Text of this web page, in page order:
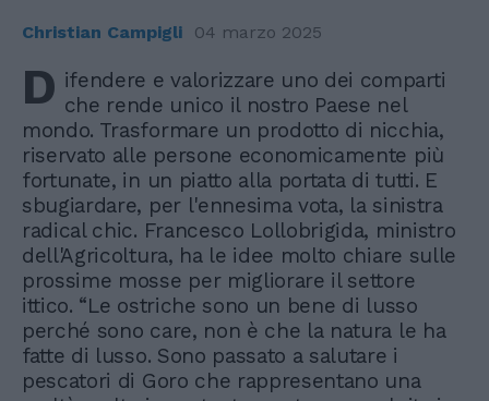
Christian Campigli 04 marzo 2025
D ifendere e valorizzare uno dei comparti
che rende unico il nostro Paese nel
mondo. Trasformare un prodotto di nicchia,
riservato alle persone economicamente più
fortunate, in un piatto alla portata di tutti. E
sbugiardare, per l'ennesima vota, la sinistra
radical chic. Francesco Lollobrigida, ministro
dell'Agricoltura, ha le idee molto chiare sulle
prossime mosse per migliorare il settore
ittico. “Le ostriche sono un bene di lusso
perché sono care, non è che la natura le ha
fatte di lusso. Sono passato a salutare i
pescatori di Goro che rappresentano una